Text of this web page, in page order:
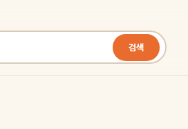
검색